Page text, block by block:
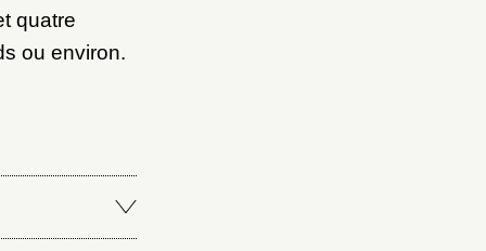
quatre
ou environ.